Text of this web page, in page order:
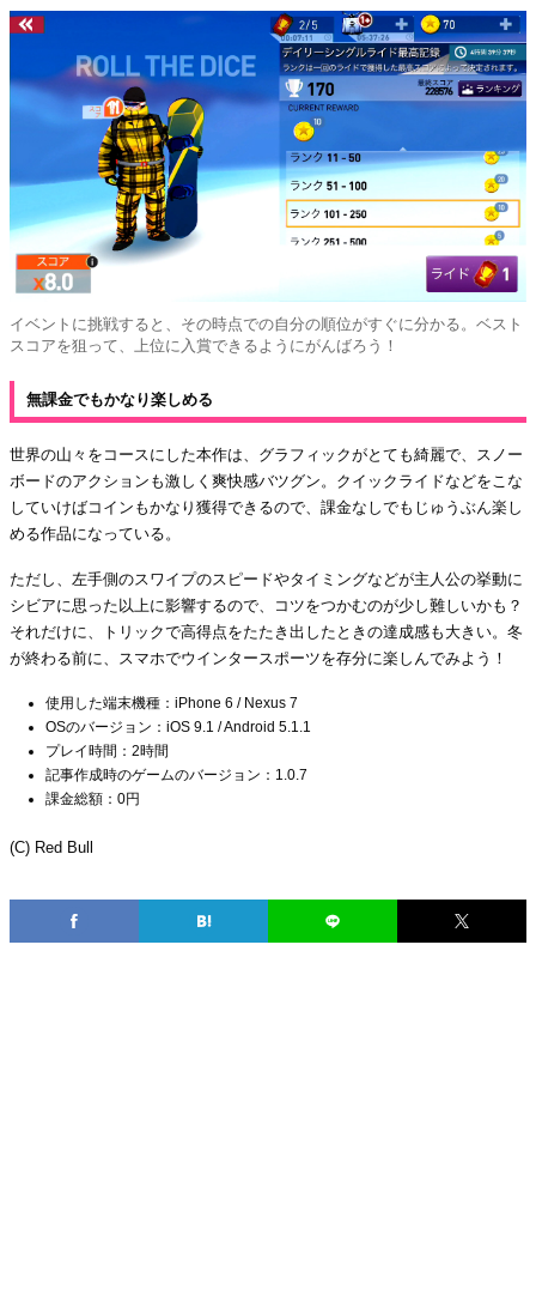
イベントに挑戦すると、その時点での自分の順位がすぐに分かる。ベスト
スコアを狙って、上位に入賞できるようにがんばろう！
無課金でもかなり楽しめる
世界の山々をコースにした本作は、グラフィックがとても綺麗で、スノー
ボードのアクションも激しく爽快感バツグン。クイックライドなどをこな
していけばコインもかなり獲得できるので、課金なしでもじゅうぶん楽し
める作品になっている。
ただし、左手側のスワイプのスピードやタイミングなどが主人公の挙動に
シビアに思った以上に影響するので、コツをつかむのが少し難しいかも？
それだけに、トリックで高得点をたたき出したときの達成感も大きい。冬
が終わる前に、スマホでウインタースポーツを存分に楽しんでみよう！
使用した端末機種：iPhone 6 / Nexus 7
OSのバージョン：iOS 9.1 / Android 5.1.1
プレイ時間：2時間
記事作成時のゲームのバージョン：1.0.7
課金総額：0円
(C) Red Bull